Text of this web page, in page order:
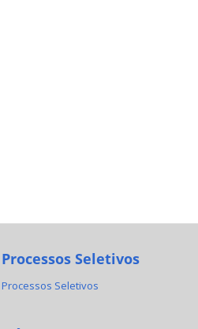
Processos Seletivos
Processos Seletivos